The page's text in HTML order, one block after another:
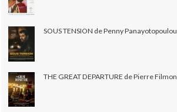
SOUS TENSION de Penny Panayotopoulou
THE GREAT DEPARTURE de Pierre Filmon